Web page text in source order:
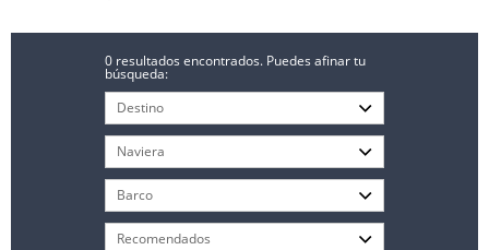
0 resultados encontrados. Puedes afinar tu
búsqueda: